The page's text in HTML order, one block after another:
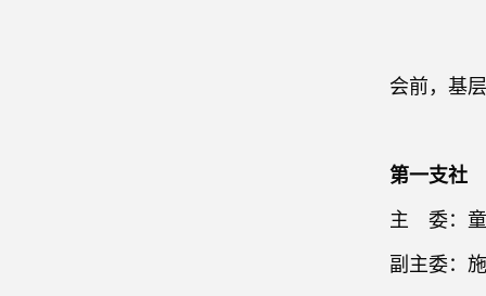
会前，基层委
第一支社
主 委：
副主委：施